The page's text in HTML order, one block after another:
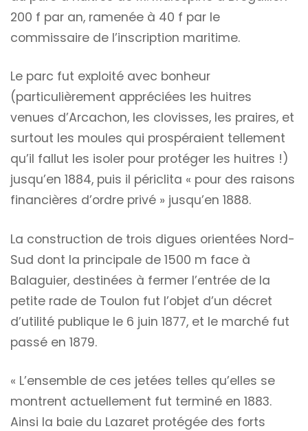
200 f par an, ramenée à 40 f par le
commissaire de l’inscription maritime.
Le parc fut exploité avec bonheur
(particulièrement appréciées les huitres
venues d’Arcachon, les clovisses, les praires, et
surtout les moules qui prospéraient tellement
qu’il fallut les isoler pour protéger les huitres !)
jusqu’en 1884, puis il périclita « pour des raisons
financières d’ordre privé » jusqu’en 1888.
La construction de trois digues orientées Nord-
Sud dont la principale de 1500 m face à
Balaguier, destinées à fermer l’entrée de la
petite rade de Toulon fut l’objet d’un décret
d’utilité publique le 6 juin 1877, et le marché fut
passé en 1879.
« L’ensemble de ces jetées telles qu’elles se
montrent actuellement fut terminé en 1883.
Ainsi la baie du Lazaret protégée des forts